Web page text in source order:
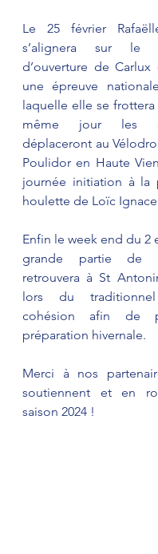
Le 25 février
s’alignera sur le
d’ouverture de Carlux
une épreuve
laquelle elle se frottera
même jour les
déplaceront au
Poulidor en Haute
journée initiation à la
houlette de Loïc
Enfin le week end du 2
grande partie de
retrouvera à St
lors du
cohésion afin de
préparation hivernale.
Merci à nos
soutiennent et en
saison 2024 !